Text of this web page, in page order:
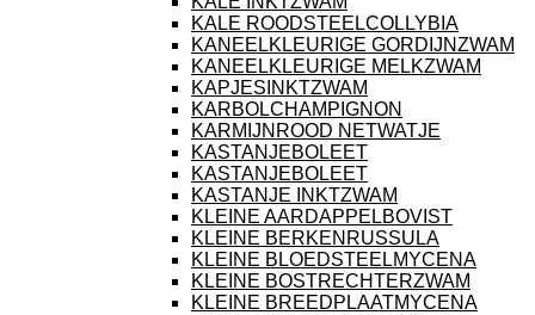
KALE ROODSTEELCOLLYBIA
KANEELKLEURIGE GORDIJNZWAM
KANEELKLEURIGE MELKZWAM
KAPJESINKTZWAM
KARBOLCHAMPIGNON
KARMIJNROOD NETWATJE
KASTANJEBOLEET
KASTANJEBOLEET
KASTANJE INKTZWAM
KLEINE AARDAPPELBOVIST
KLEINE BERKENRUSSULA
KLEINE BLOEDSTEELMYCENA
KLEINE BOSTRECHTERZWAM
KLEINE BREEDPLAATMYCENA